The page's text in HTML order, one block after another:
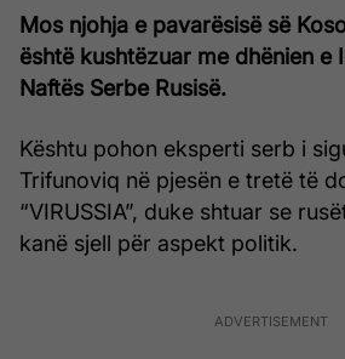
Mos njohja e pavarësisë së
është kushtëzuar me dhënien e
Naftës Serbe Rusisë.
Kështu pohon eksperti serb i
Trifunoviq në pjesën e tretë të
“VIRUSSIA”, duke shtuar se
kanë sjell për aspekt politik.